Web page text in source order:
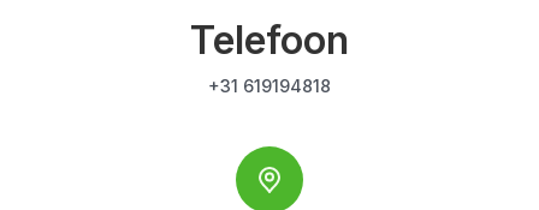
Telefoon
+31 619194818